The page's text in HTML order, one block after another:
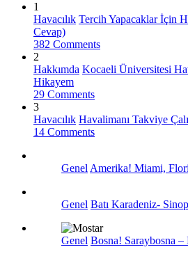
1
Havacılık Tercih Yapacaklar İçin
Cevap)
382 Comments
2
Hakkımda Kocaeli Üniversitesi
Hikayem
29 Comments
3
Havacılık Havalimanı Takviye
14 Comments
Genel Amerika! Miami,
Genel Batı Karadeniz-
Genel Bosna! Saraybosna –